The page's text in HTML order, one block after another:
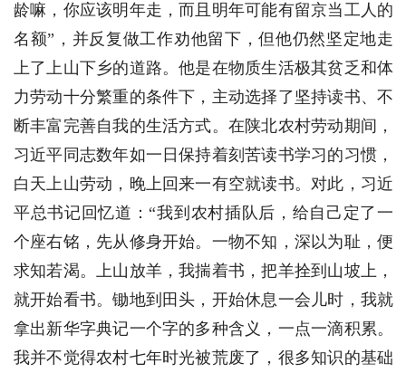
龄嘛，你应该明年走，而且明年可能有留京当工人的
名额”，并反复做工作劝他留下，但他仍然坚定地走
上了上山下乡的道路。他是在物质生活极其贫乏和体
力劳动十分繁重的条件下，主动选择了坚持读书、不
断丰富完善自我的生活方式。在陕北农村劳动期间，
习近平同志数年如一日保持着刻苦读书学习的习惯，
白天上山劳动，晚上回来一有空就读书。对此，习近
平总书记回忆道：“我到农村插队后，给自己定了一
个座右铭，先从修身开始。一物不知，深以为耻，便
求知若渴。上山放羊，我揣着书，把羊拴到山坡上，
就开始看书。锄地到田头，开始休息一会儿时，我就
拿出新华字典记一个字的多种含义，一点一滴积累。
我并不觉得农村七年时光被荒废了，很多知识的基础